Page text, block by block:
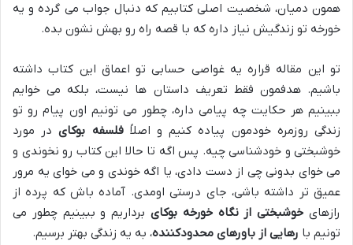
همون دمیان، شخصیت اصلی کتابیم که دنبال جواب می گرده و یه
خورخه تو زندگیش نیاز داره که با قصه راه رو بهش نشون بده.
تو این مقاله قراره یه غواصی حسابی تو اعماق این کتاب داشته
باشیم. هدفمون فقط تعریف داستان ها نیست، بلکه می خوایم
ببینیم هر حکایت چه پیامی داره، چطور می تونیم اون پیام رو تو
زندگی روزمره خودمون پیاده کنیم و اصلاًفلسفه بوکایدر مورد
خوشبختی و خودشناسی چیه. پس اگه تا حالا این کتاب رو نخوندی و
می خوای بدونی چی از دست دادی، یا اگه خوندی و می خوای یه مرور
عمیق تر داشته باشی، جای درستی اومدی. آماده باش که پرده از
رازهای خوشبختی از نگاه خورخه بوکای برداریم و ببینیم چطور می
تونیم با رهایی از باورهای محدودکننده، به یه زندگی بهتر برسیم.